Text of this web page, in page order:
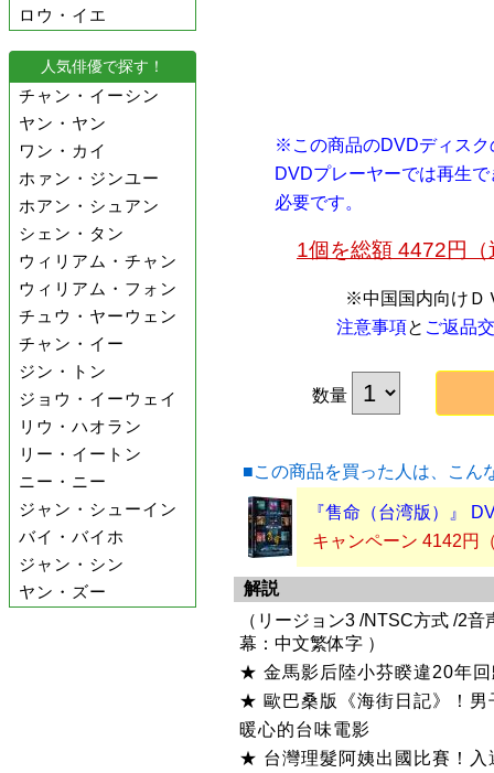
ロウ・イエ
人気俳優で探す！
チャン・イーシン
ヤン・ヤン
ワン・カイ
ホァン・ジンユー
ホアン・シュアン
シェン・タン
ウィリアム・チャン
ウィリアム・フォン
チュウ・ヤーウェン
チャン・イー
ジン・トン
ジョウ・イーウェイ
リウ・ハオラン
リー・イートン
ニー・ニー
ジャン・シューイン
バイ・バイホ
ジャン・シン
ヤン・ズー
※この商品のDVDディスク
DVDプレーヤーでは再生
必要です。
1個を総額 4472円
※中国国内向けＤ
注意事項と ご返品
数量
■この商品を買った人は、こん
『售命（台湾版）』
キャンペーン 4142円
解説
（リージョン3 /NTSC方式 /2
幕：中文繁体字 ）
★ 金馬影后陸小芬睽違20年
★ 歐巴桑版《海街日記》！
暖心的台味電影
★ 台灣理髮阿姨出國比賽！入